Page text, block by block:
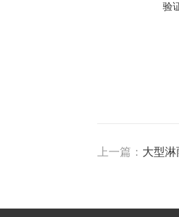
验
上一篇： 大型